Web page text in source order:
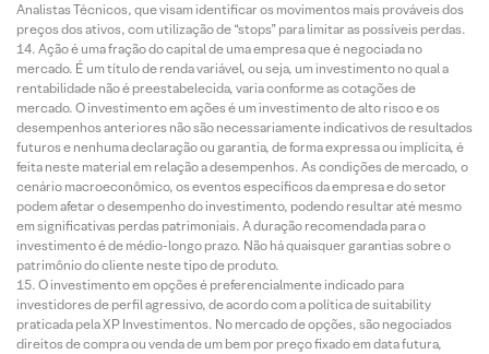
Analistas Técnicos, que visam identificar os movimentos mais prováveis dos
preços dos ativos, com utilização de “stops” para limitar as possíveis perdas.
Ação é uma fração do capital de uma empresa que é negociada no
mercado. É um título de renda variável, ou seja, um investimento no qual a
rentabilidade não é preestabelecida, varia conforme as cotações de
mercado. O investimento em ações é um investimento de alto risco e os
desempenhos anteriores não são necessariamente indicativos de resultados
futuros e nenhuma declaração ou garantia, de forma expressa ou implícita, é
feita neste material em relação a desempenhos. As condições de mercado, o
cenário macroeconômico, os eventos específicos da empresa e do setor
podem afetar o desempenho do investimento, podendo resultar até mesmo
em significativas perdas patrimoniais. A duração recomendada para o
investimento é de médio-longo prazo. Não há quaisquer garantias sobre o
patrimônio do cliente neste tipo de produto.
O investimento em opções é preferencialmente indicado para
investidores de perfil agressivo, de acordo com a política de suitability
praticada pela XP Investimentos. No mercado de opções, são negociados
direitos de compra ou venda de um bem por preço fixado em data futura,